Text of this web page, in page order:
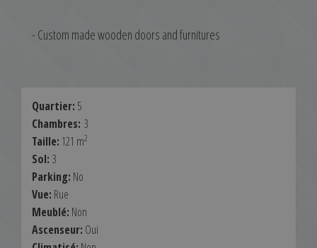
- Custom made wooden doors and furnitures
Quartier: 5
Chambres: 3
Taille: 121 m2
Sol: 3
Parking: No
Vue: Rue
Meublé: Non
Ascenseur: Oui